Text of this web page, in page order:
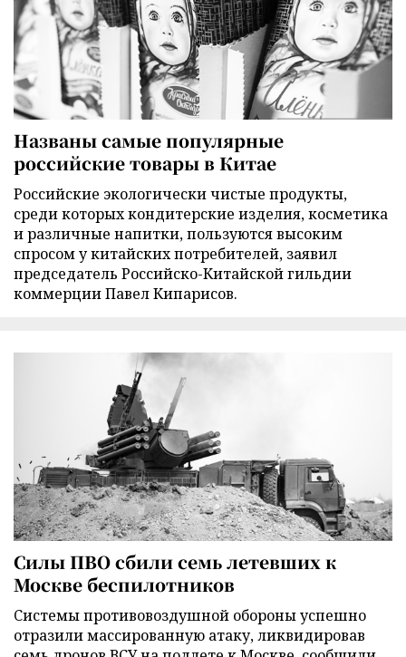
Названы самые популярные
российские товары в Китае
Российские экологически чистые продукты,
среди которых кондитерские изделия, косметика
и различные напитки, пользуются высоким
спросом у китайских потребителей, заявил
председатель Российско-Китайской гильдии
коммерции Павел Кипарисов.
Силы ПВО сбили семь летевших к
Москве беспилотников
Cистемы противовоздушной обороны успешно
отразили массированную атаку, ликвидировав